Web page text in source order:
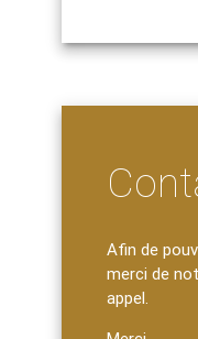
Afin de
merci de
appel.